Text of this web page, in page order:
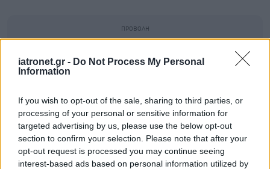
iatronet.gr - Do Not Process My Personal
Information
If you wish to opt-out of the sale, sharing to third parties, or
processing of your personal or sensitive information for
targeted advertising by us, please use the below opt-out
section to confirm your selection. Please note that after your
opt-out request is processed you may continue seeing
interest-based ads based on personal information utilized by